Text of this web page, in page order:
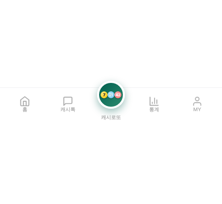
홈 캐시톡
7 21 42
캐시로또
통계 MY